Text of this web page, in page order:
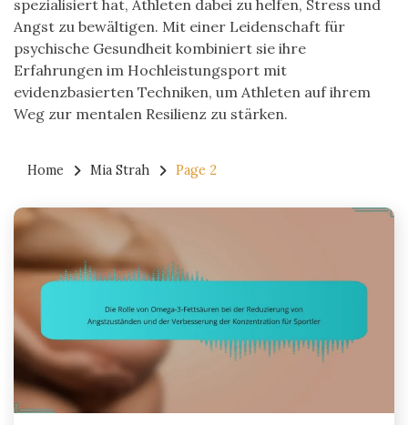
spezialisiert hat, Athleten dabei zu helfen, Stress und
Angst zu bewältigen. Mit einer Leidenschaft für
psychische Gesundheit kombiniert sie ihre
Erfahrungen im Hochleistungsport mit
evidenzbasierten Techniken, um Athleten auf ihrem
Weg zur mentalen Resilienz zu stärken.
Home Mia Strah Page 2